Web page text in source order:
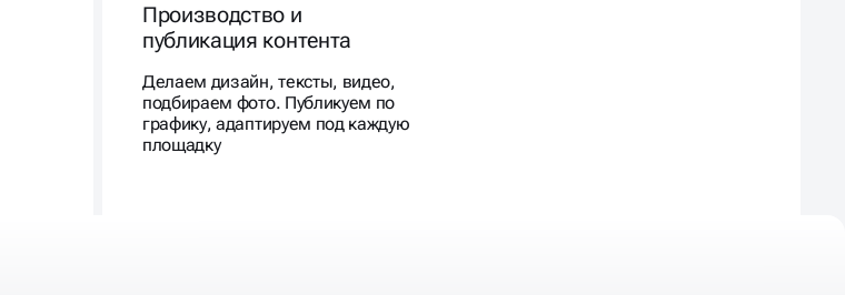
Производство и
публикация контента
Делаем дизайн, тексты, видео,
подбираем фото. Публикуем по
графику, адаптируем под каждую
площадку